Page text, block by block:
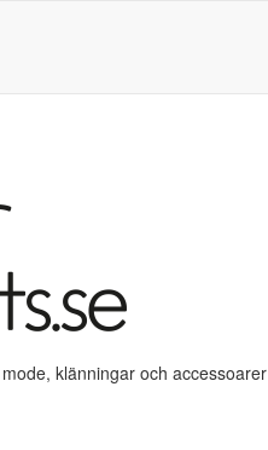
klänningar och accessoarer